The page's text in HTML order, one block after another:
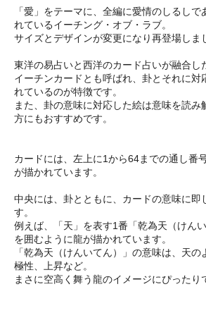
「愛」をテーマに、全編に愛情のしるし
れているイーチング・オブ・ラブ。
サイズとデザインが変更になり再登場しま
東洋の易占いと西洋のカード占いが融合し
イーチンカードとも呼ばれ、卦とそれに対
れているのが特徴です。
また、卦の意味に対応した絵は意味を読み
方にもおすすめです。
カードには、左上に1から64までの通し番
が描かれています。
中央には、卦とともに、カードの意味に即
す。
例えば、「天」を表す1番「乾為天（けん
を囲むように龍が描かれています。
「乾為天（けんいてん）」の意味は、天
極性、上昇など。
まさに空高く舞う龍のイメージにぴったり